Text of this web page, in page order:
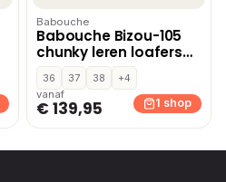
Babouche
Babouche Bizou-105
chunky leren loafers
zwart
36 37 38
+4
vanaf
€ 139,95 1 shop